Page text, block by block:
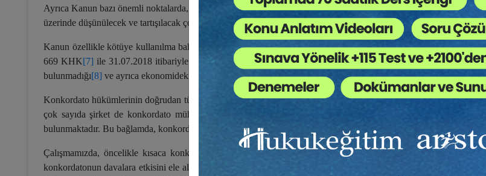
Ayrıca Kanun bazı önemli noktalarda, kazuistik düzenlemeler yerine yoruma ve içtihatlarla gelişime açık şekilde
üzerinde düşünülecek ve tartışılacak çok sayıda husus bulunmaktadır.
Kanun özellikle kötüye kullanılma bakımından eleştirilmişse de konkordato ilan eden, yani geçici mühlet kararı
669 KHK[7] ile 31.07.2018 itibariyle iflasın ertelenmesine başvuru imkanı olmadığı ve dolayısıyla bir buçuk
bulunmadığı[8] ve ayrıca ekonomideki ciddi daralma dikkate alındığında sayının hiç de yüksek olmadığı ileri
Konkordato hükümlerinin doğrudan tüketicileri de etkilediği açıktır. Zira sadece diğer tacir veya şirketlere mal ve
çok sayıda şirket de konkordato mühleti almış bulunmaktadır. Özellikle inşaat sektörünü etkileyen ekonomik
bulunmaktadır. Bu bağlamda, konkordato hükümleri ve uygulamasının tüketicileri de yakından ilgilendirdiği
Çalışmamızda, öncelikle kısaca konkordatonun sözleşmelere etkisini inceleyeceğiz. Burada özellikle satış
konkordatonun davalara etkisini ele alacağız. Bu başlık altında, açılmış davaların ve açılacak davaların